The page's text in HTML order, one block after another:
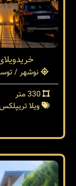
نوشهر /
ویلا